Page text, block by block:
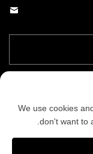
المحدودة. جميع
We use cookies
don't want to